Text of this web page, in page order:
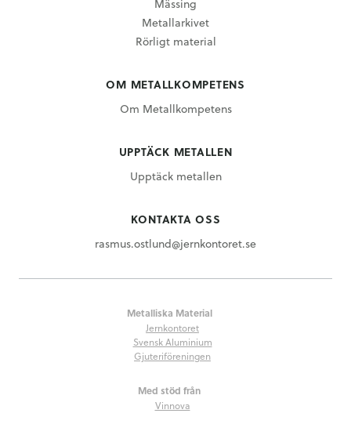
Mässing
Metallarkivet
Rörligt material
OM METALLKOMPETENS
Om Metallkompetens
UPPTÄCK METALLEN
Upptäck metallen
KONTAKTA OSS
rasmus.ostlund@jernkontoret.se
Metalliska Material
Jernkontoret
Svensk Aluminium
Gjuteriföreningen
Med stöd från
Vinnova